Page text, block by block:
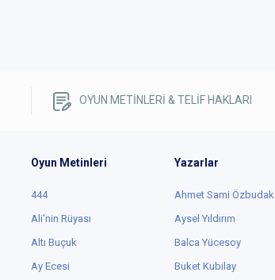
OYUN METİNLERİ & TELİF HAKLARI
Oyun Metinleri
444
Ali'nin Rüyası
Altı Buçuk
Ay Ecesi
Yazarlar
Ahmet Sami Özbudak
Aysel Yıldırım
Balca Yücesoy
Buket Kubilay